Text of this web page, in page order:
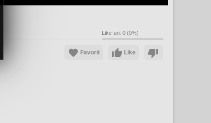
Like-uri: 0 (0%)
Like
Favorit